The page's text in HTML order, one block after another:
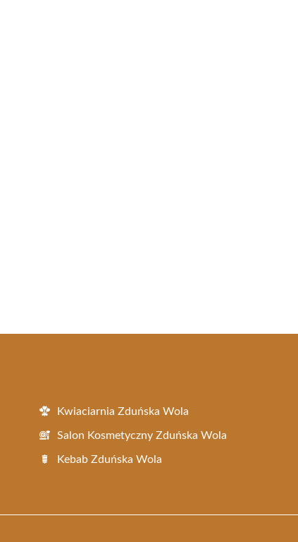
Kwiaciarnia Zduńska Wola
Salon Kosmetyczny Zduńska Wola
Kebab Zduńska Wola